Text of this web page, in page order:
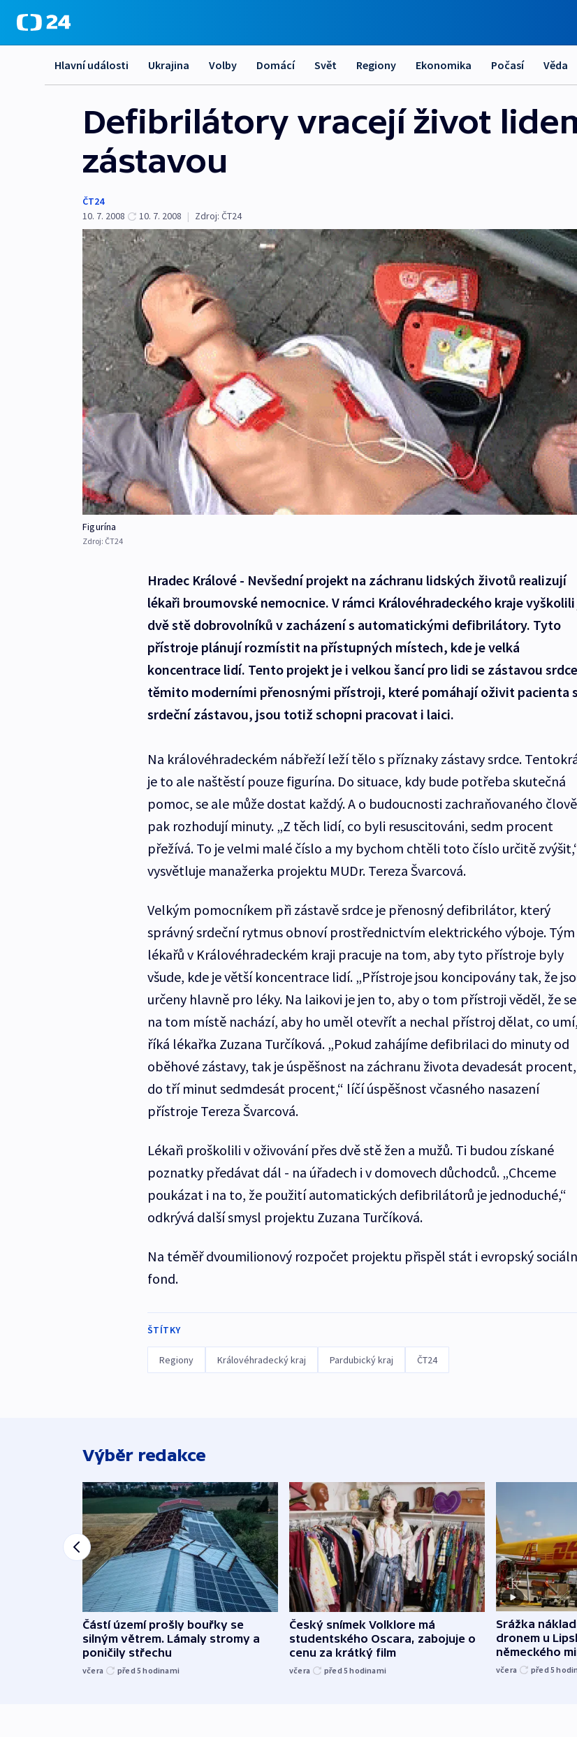
Hlavní události Ukrajina Volby Domácí Svět Regiony Ekonomika Počasí Věda
Defibrilátory vracejí život
zástavou
ČT24
10. 7. 2008
10. 7. 2008 | Zdroj: ČT24
Figurína
Zdroj: ČT24
Hradec Králové - Nevšední projekt na záchranu lidských životů realizují
lékaři broumovské nemocnice. V rámci Královéhradeckého kraje
dvě stě dobrovolníků v zacházení s automatickými defibrilátory. Tyto
přístroje plánují rozmístit na přístupných místech, kde je velká
koncentrace lidí. Tento projekt je i velkou šancí pro lidi se zástavou
těmito moderními přenosnými přístroji, které pomáhají oživit pacienta
srdeční zástavou, jsou totiž schopni pracovat i laici.
Na královéhradeckém nábřeží leží tělo s příznaky zástavy srdce.
je to ale naštěstí pouze figurína. Do situace, kdy bude potřeba skutečná
pomoc, se ale může dostat každý. A o budoucnosti zachraňovaného
pak rozhodují minuty. „Z těch lidí, co byli resuscitováni, sedm procent
přežívá. To je velmi malé číslo a my bychom chtěli toto číslo určitě
vysvětluje manažerka projektu MUDr. Tereza Švarcová.
Velkým pomocníkem při zástavě srdce je přenosný defibrilátor, který
správný srdeční rytmus obnoví prostřednictvím elektrického výboje. Tým
lékařů v Královéhradeckém kraji pracuje na tom, aby tyto přístroje byly
všude, kde je větší koncentrace lidí. „Přístroje jsou koncipovány tak, že
určeny hlavně pro léky. Na laikovi je jen to, aby o tom přístroji věděl, že se
na tom místě nachází, aby ho uměl otevřít a nechal přístroj dělat, co
říká lékařka Zuzana Turčíková. „Pokud zahájíme defibrilaci do minuty od
oběhové zástavy, tak je úspěšnost na záchranu života devadesát procent,
do tří minut sedmdesát procent,“ líčí úspěšnost včasného nasazení
přístroje Tereza Švarcová.
Lékaři proškolili v oživování přes dvě stě žen a mužů. Ti budou získané
poznatky předávat dál - na úřadech i v domovech důchodců. „Chceme
poukázat i na to, že použití automatických defibrilátorů je jednoduché,“
odkrývá další smysl projektu Zuzana Turčíková.
Na téměř dvoumilionový rozpočet projektu přispěl stát i evropský
fond.
ŠTÍTKY
Regiony Královéhradecký kraj Pardubický kraj ČT24
Výběr redakce
Částí území prošly bouřky se
silným větrem. Lámaly stromy a
poničily střechu
včera před 5hodinami
Český snímek Volklore má
studentského Oscara, zabojuje o
cenu za krátký film
včera před 5hodinami
Srážka
dronem u
německého
včera před 5